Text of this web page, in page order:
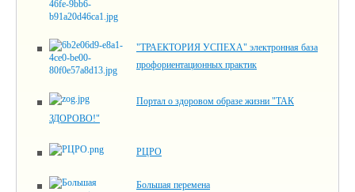
"ТРАЕКТОРИЯ УСПЕХА" электронная база
профориентационных практик
Портал о здоровом образе жизни "ТАК
ЗДОРОВО!"
РЦРО
Большая перемена